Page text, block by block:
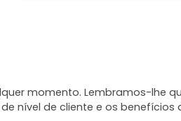
momento. Lembramos-lhe
nível de cliente e os benefícios